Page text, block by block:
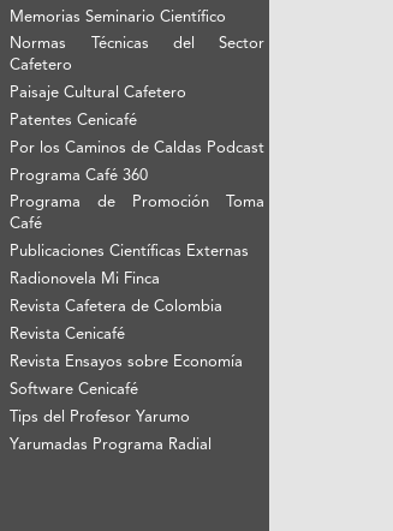
Memorias Seminario Científico
Normas Técnicas del Sector
Cafetero
Paisaje Cultural Cafetero
Patentes Cenicafé
Por los Caminos de Caldas Podcast
Programa Café 360
Programa de Promoción Toma
Café
Publicaciones Científicas Externas
Radionovela Mi Finca
Revista Cafetera de Colombia
Revista Cenicafé
Revista Ensayos sobre Economía
Software Cenicafé
Tips del Profesor Yarumo
Yarumadas Programa Radial